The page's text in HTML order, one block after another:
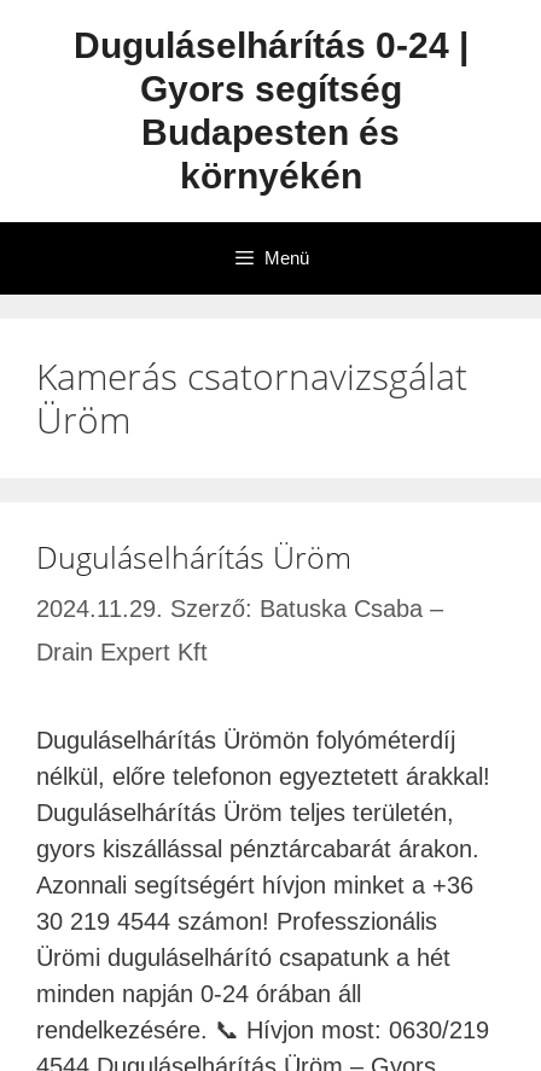
Duguláselhárítás 0-24 |
Gyors segítség
Budapesten és
környékén
Menü
Kamerás csatornavizsgálat
Üröm
Duguláselhárítás Üröm
2024.11.29. Szerző: Batuska Csaba –
Drain Expert Kft
Duguláselhárítás Ürömön folyóméterdíj
nélkül, előre telefonon egyeztetett árakkal!
Duguláselhárítás Üröm teljes területén,
gyors kiszállással pénztárcabarát árakon.
Azonnali segítségért hívjon minket a +36
30 219 4544 számon! Professzionális
Ürömi duguláselhárító csapatunk a hét
minden napján 0-24 órában áll
rendelkezésére. 📞 Hívjon most: 0630/219